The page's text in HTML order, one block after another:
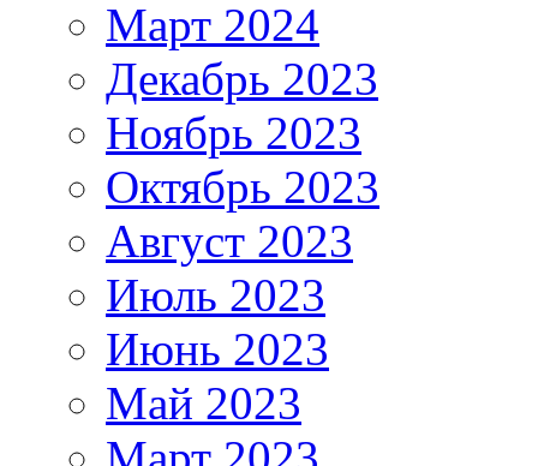
Март 2024
Декабрь 2023
Ноябрь 2023
Октябрь 2023
Август 2023
Июль 2023
Июнь 2023
Май 2023